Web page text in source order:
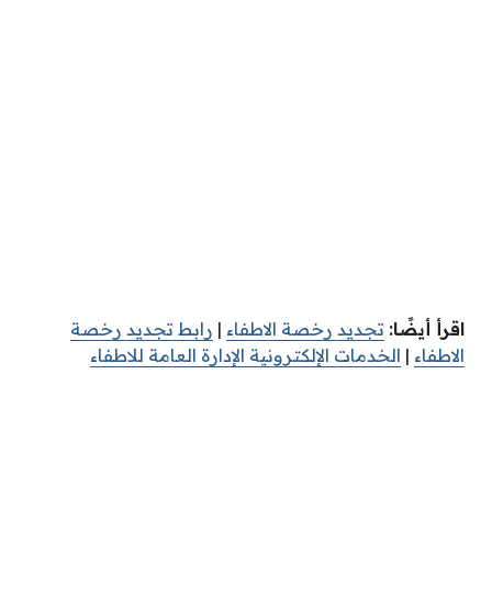
اقرأ أيضًا: تجديد رخصة الاطفاء | رابط تجديد رخصة
الاطفاء | الخدمات الإلكترونية الإدارة العامة للاطفاء